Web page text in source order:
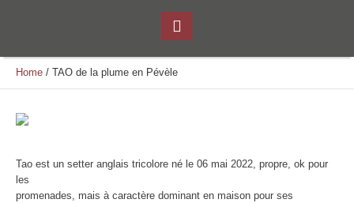
Home / TAO de la plume en Pévèle
Tao est un setter anglais tricolore né le 06 mai 2022, propre, ok pour
les
promenades, mais à caractère dominant en maison pour ses